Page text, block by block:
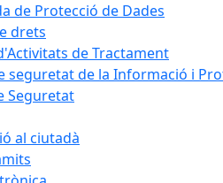
de Protecció de Dades
drets
de Tractament
seguretat de la Informació i
Seguretat
al ciutadà